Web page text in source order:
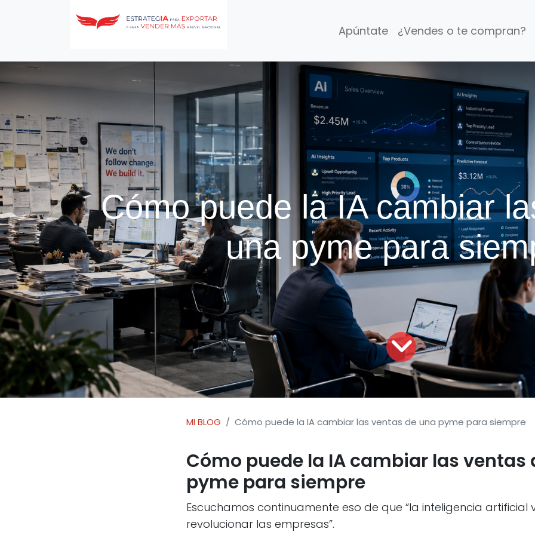
Apúntate ¿Vendes o te compran?
Cómo puede la IA cambiar
una pyme para
MI BLOG Cómo puede la IA cambiar las ventas de una pyme para siempre
Cómo puede la IA cambiar las ventas
pyme para siempre
Escuchamos continuamente eso de que “la inteligencia artificial
revolucionar las empresas”.
alasa tu negocio para que tus
+34 848 48 08 69